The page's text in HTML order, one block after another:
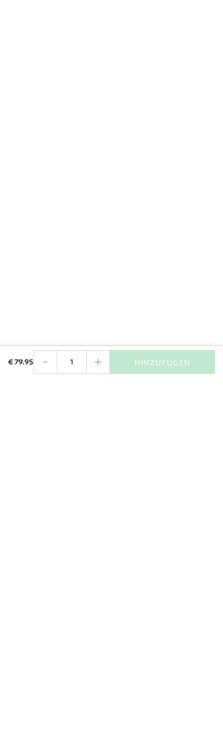
€79.95 - + HINZUFÜGEN